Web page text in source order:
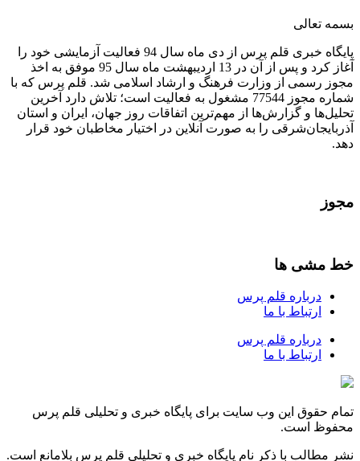
بسمه تعالی
پایگاه خبری قلم پرس از دی ماه سال 94 فعالیت آزمایشی خود را
آغاز کرد و پس از آن در 13 اردیبهشت ماه سال 95 موفق به اخذ
مجوز رسمی از وزارت فرهنگ و ارشاد اسلامی شد. قلم پرس که با
شماره مجوز 77544 مشغول به فعالیت است؛ تلاش دارد آخرین
تحلیل‌ها و گزارش‌ها از مهم‌ترین اتفاقات روز جهان، ایران و استان
آذربایجان‌شرقی را به صورت آنلاین در اختیار مخاطبان خود قرار
دهد.
مجوز
خط مشی ها
درباره قلم پرس
ارتباط با ما
درباره قلم پرس
ارتباط با ما
تمام حقوق این وب سایت برای پایگاه خبری و تحلیلی قلم پرس
محفوظ است.
نشر مطالب با ذکر نام پایگاه خبری و تحلیلی قلم پرس بلامانع است.